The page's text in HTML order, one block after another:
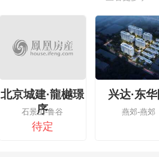
北京城建·龍樾璟
序
石景山-鲁谷
待定
兴达·东
燕郊-燕郊